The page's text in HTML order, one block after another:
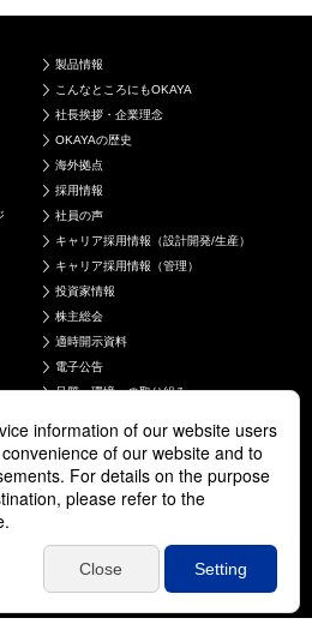
製品情報
こんなところにもOKAYA
社長挨拶・企業理念
OKAYAの歴史
海外拠点
採用情報
社員の声
キャリア採用情報（設計開発/生産）
キャリア採用情報（管理）
投資家情報
株主総会
適時開示資料
電子公告
品質・環境への取り組み
採用について
コンプライアンス
電子公告